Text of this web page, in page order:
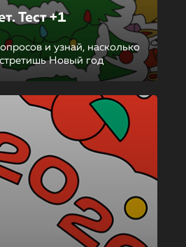
Тест +1
и узнай, насколько
Новый год